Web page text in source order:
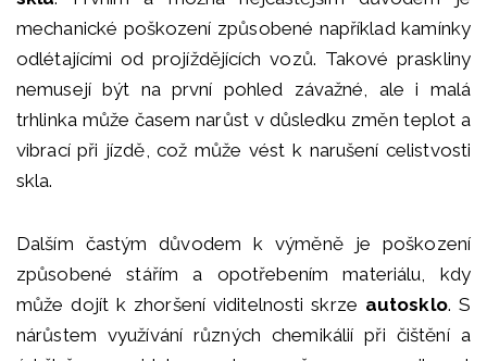
mechanické poškození způsobené například kamínky
odlétajícími od projíždějících vozů. Takové praskliny
nemusejí být na první pohled závažné, ale i malá
trhlinka může časem narůst v důsledku změn teplot a
vibrací při jízdě, což může vést k narušení celistvosti
skla.
Dalším častým důvodem k výměně je poškození
způsobené stářím a opotřebením materiálu, kdy
může dojít k zhoršení viditelnosti skrze autosklo. S
nárůstem využívání různých chemikálií při čištění a